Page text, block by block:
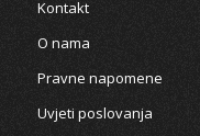
Kontakt
O nama
Pravne napomene
Uvjeti poslovanja